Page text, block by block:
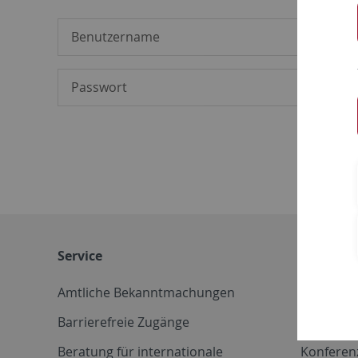
Service
Amtliche Bekanntmachungen
Barrierefreie Zugänge
Beratung für internationale